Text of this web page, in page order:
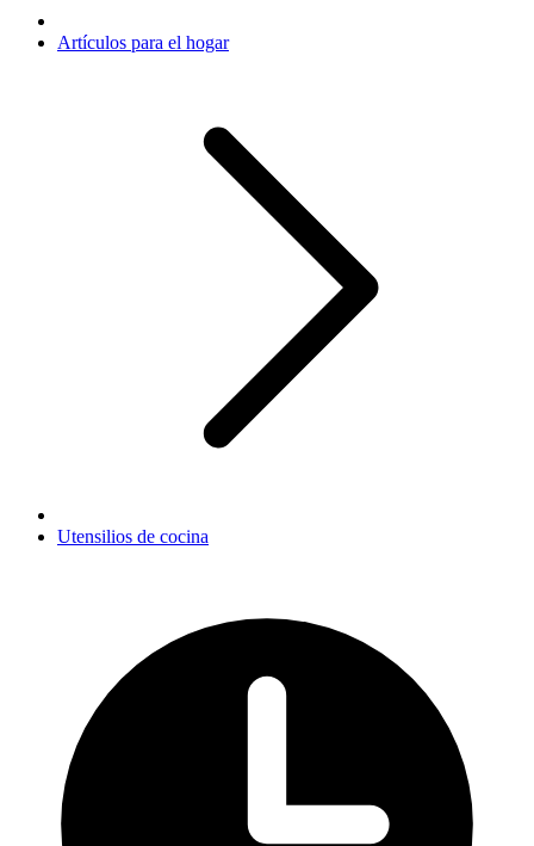
Artículos para el hogar
Utensilios de cocina